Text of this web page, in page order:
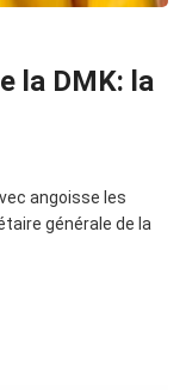
la DMK: la
angoisse les
générale de la